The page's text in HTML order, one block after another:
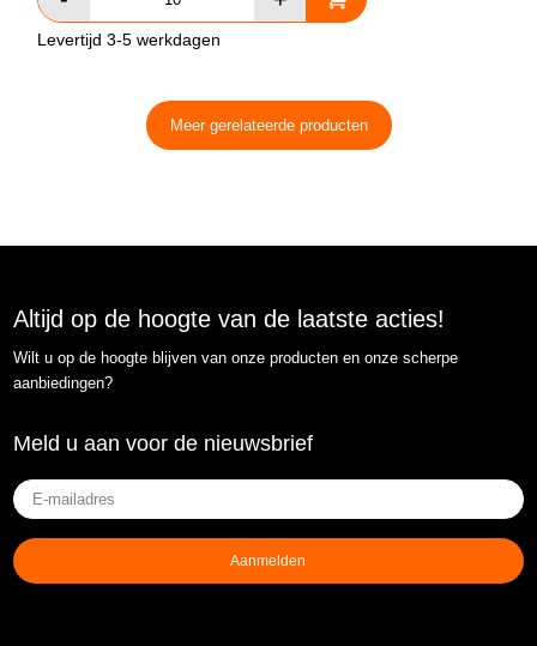
Levertijd 3-5 werkdagen
Meer gerelateerde producten
Altijd op de hoogte van de laatste acties!
Wilt u op de hoogte blijven van onze producten en onze scherpe
aanbiedingen?
Meld u aan voor de nieuwsbrief
E-
mailadres(Vereist)
Aanmelden